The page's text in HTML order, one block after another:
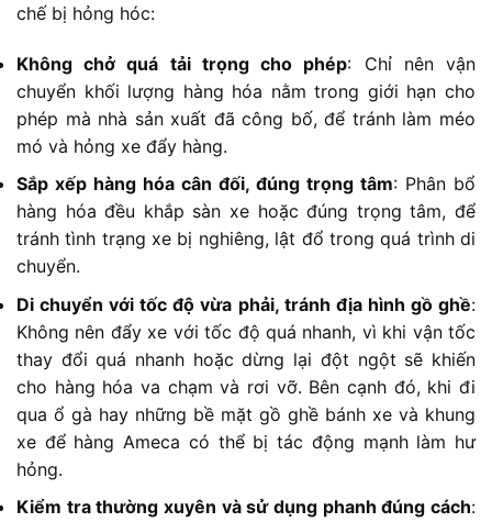
chế bị hỏng hóc:
Không chở quá tải trọng cho phép: Chỉ nên vận
chuyển khối lượng hàng hóa nằm trong giới hạn cho
phép mà nhà sản xuất đã công bố, để tránh làm méo
mó và hỏng xe đẩy hàng.
Sắp xếp hàng hóa cân đối, đúng trọng tâm: Phân bổ
hàng hóa đều khắp sàn xe hoặc đúng trọng tâm, để
tránh tình trạng xe bị nghiêng, lật đổ trong quá trình di
chuyển.
Di chuyển với tốc độ vừa phải, tránh địa hình gồ ghề:
Không nên đẩy xe với tốc độ quá nhanh, vì khi vận tốc
thay đổi quá nhanh hoặc dừng lại đột ngột sẽ khiến
cho hàng hóa va chạm và rơi vỡ. Bên cạnh đó, khi đi
qua ổ gà hay những bề mặt gồ ghề bánh xe và khung
xe để hàng Ameca có thể bị tác động mạnh làm hư
hỏng.
Kiểm tra thường xuyên và sử dụng phanh đúng cách: